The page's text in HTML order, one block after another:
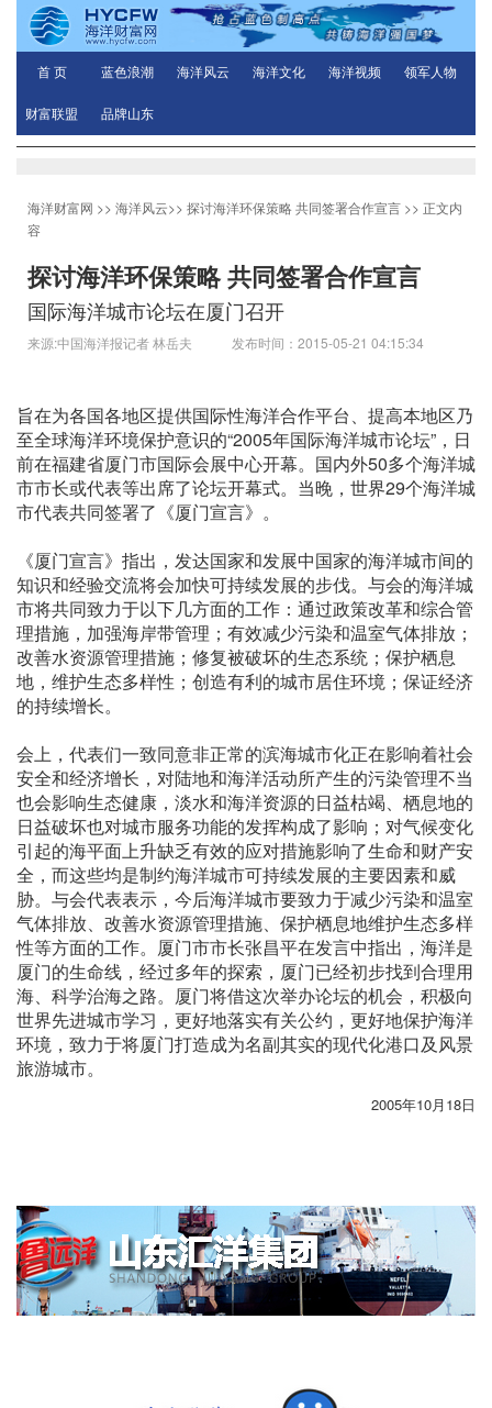
首 页 蓝色浪潮 海洋风云 海洋文化 海洋视频 领军人物
财富联盟 品牌山东
海洋财富网 >> 海洋风云>> 探讨海洋环保策略 共同签署合作宣言 >> 正文内
容
探讨海洋环保策略 共同签署合作宣言
国际海洋城市论坛在厦门召开
来源:中国海洋报记者 林岳夫 发布时间：2015-05-21 04:15:34
旨在为各国各地区提供国际性海洋合作平台、提高本地区乃
至全球海洋环境保护意识的“2005年国际海洋城市论坛”，日
前在福建省厦门市国际会展中心开幕。国内外50多个海洋城
市市长或代表等出席了论坛开幕式。当晚，世界29个海洋城
市代表共同签署了《厦门宣言》。
《厦门宣言》指出，发达国家和发展中国家的海洋城市间的
知识和经验交流将会加快可持续发展的步伐。与会的海洋城
市将共同致力于以下几方面的工作：通过政策改革和综合管
理措施，加强海岸带管理；有效减少污染和温室气体排放；
改善水资源管理措施；修复被破坏的生态系统；保护栖息
地，维护生态多样性；创造有利的城市居住环境；保证经济
的持续增长。
会上，代表们一致同意非正常的滨海城市化正在影响着社会
安全和经济增长，对陆地和海洋活动所产生的污染管理不当
也会影响生态健康，淡水和海洋资源的日益枯竭、栖息地的
日益破坏也对城市服务功能的发挥构成了影响；对气候变化
引起的海平面上升缺乏有效的应对措施影响了生命和财产安
全，而这些均是制约海洋城市可持续发展的主要因素和威
胁。与会代表表示，今后海洋城市要致力于减少污染和温室
气体排放、改善水资源管理措施、保护栖息地维护生态多样
性等方面的工作。厦门市市长张昌平在发言中指出，海洋是
厦门的生命线，经过多年的探索，厦门已经初步找到合理用
海、科学治海之路。厦门将借这次举办论坛的机会，积极向
世界先进城市学习，更好地落实有关公约，更好地保护海洋
环境，致力于将厦门打造成为名副其实的现代化港口及风景
旅游城市。
2005年10月18日